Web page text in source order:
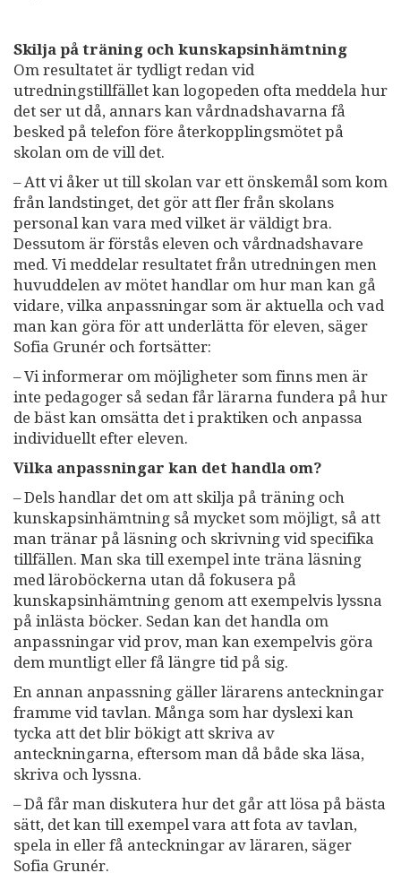
Skilja på träning och kunskapsinhämtning
Om resultatet är tydligt redan vid
utredningstillfället kan logopeden ofta meddela hur
det ser ut då, annars kan vårdnadshavarna få
besked på telefon före återkopplingsmötet på
skolan om de vill det.
– Att vi åker ut till skolan var ett önskemål som kom
från landstinget, det gör att fler från skolans
personal kan vara med vilket är väldigt bra.
Dessutom är förstås eleven och vårdnadshavare
med. Vi meddelar resultatet från utredningen men
huvuddelen av mötet handlar om hur man kan gå
vidare, vilka anpassningar som är aktuella och vad
man kan göra för att underlätta för eleven, säger
Sofia Grunér och fortsätter:
– Vi informerar om möjligheter som finns men är
inte pedagoger så sedan får lärarna fundera på hur
de bäst kan omsätta det i praktiken och anpassa
individuellt efter eleven.
Vilka anpassningar kan det handla om?
– Dels handlar det om att skilja på träning och
kunskapsinhämtning så mycket som möjligt, så att
man tränar på läsning och skrivning vid specifika
tillfällen. Man ska till exempel inte träna läsning
med läroböckerna utan då fokusera på
kunskapsinhämtning genom att exempelvis lyssna
på inlästa böcker. Sedan kan det handla om
anpassningar vid prov, man kan exempelvis göra
dem muntligt eller få längre tid på sig.
En annan anpassning gäller lärarens anteckningar
framme vid tavlan. Många som har dyslexi kan
tycka att det blir bökigt att skriva av
anteckningarna, eftersom man då både ska läsa,
skriva och lyssna.
– Då får man diskutera hur det går att lösa på bästa
sätt, det kan till exempel vara att fota av tavlan,
spela in eller få anteckningar av läraren, säger
Sofia Grunér.